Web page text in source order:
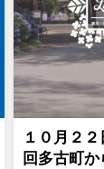
１０月２
回多古町